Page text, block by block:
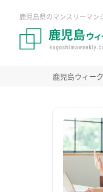
鹿児島県のマンスリーマン
鹿児島ウィー